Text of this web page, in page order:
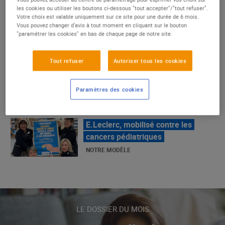
un succès
NOTRE MODÈLE
E.Leclerc, mobilisé contre les
cancers pédiatriques
LE MOUVEMENT E.LECLERC ET
SES COMBATS
NOTRE MODÈLE
« Repérage » - La nouvelle revue de
tendances de Marque Repère
ALIMENTATION DE QUALITÉ
LE DOSSIER DU MOIS
les cookies ou utiliser les boutons ci-dessous "tout accepter"/"tout refuser".
Votre choix est valable uniquement sur ce site pour une durée de 6 mois.
Vous pouvez changer d'avis à tout moment en cliquant sur le bouton
"paramétrer les cookies" en bas de chaque page de notre site.
Tout refuser Autoriser tous les cookies
Paramètres des cookies